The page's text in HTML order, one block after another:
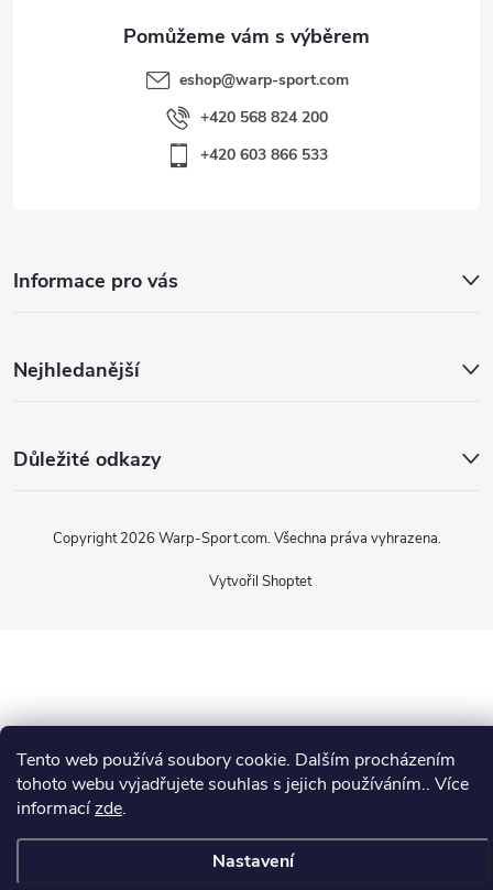
Tento web používá soubory cookie. Dalším procházením
tohoto webu vyjadřujete souhlas s jejich používáním.. Více
informacízde.
Nastavení
eshop@warp-sport.com
+420 568 824 200
+420 603 866 533
Informace pro vás
Nejhledanější
Důležité odkazy
Vytvořil Shoptet
Copyright 2026 Warp-Sport.com. Všechna práva vyhrazena.